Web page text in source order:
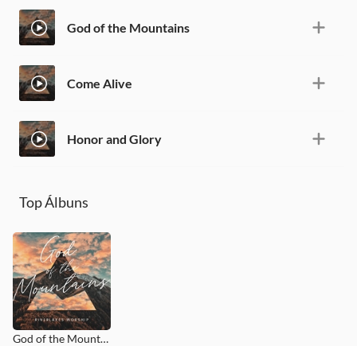
God of the Mountains
Come Alive
Honor and Glory
Top Álbuns
God of the Mountains